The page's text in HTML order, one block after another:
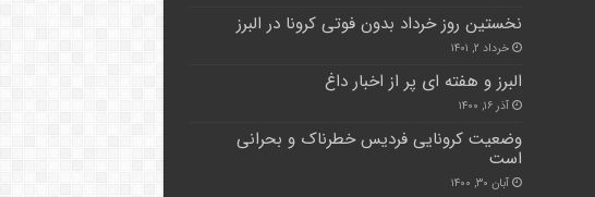
نخستین روز خرداد بدون فوتی کرونا در البرز
خرداد ۲, ۱۴۰۱
البرز و هفته ای پر از اخبار داغ
آذر ۱۶, ۱۴۰۰
وضعیت کرونایی فردیس خطرناک و بحرانی
است
آبان ۳۰, ۱۴۰۰